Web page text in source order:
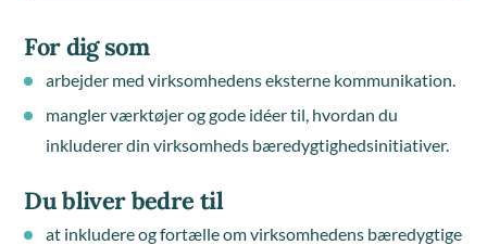
For dig som
arbejder med virksomhedens eksterne kommunikation.
mangler værktøjer og gode idéer til, hvordan du
inkluderer din virksomheds bæredygtighedsinitiativer.
Du bliver bedre til
at inkludere og fortælle om virksomhedens bæredygtige